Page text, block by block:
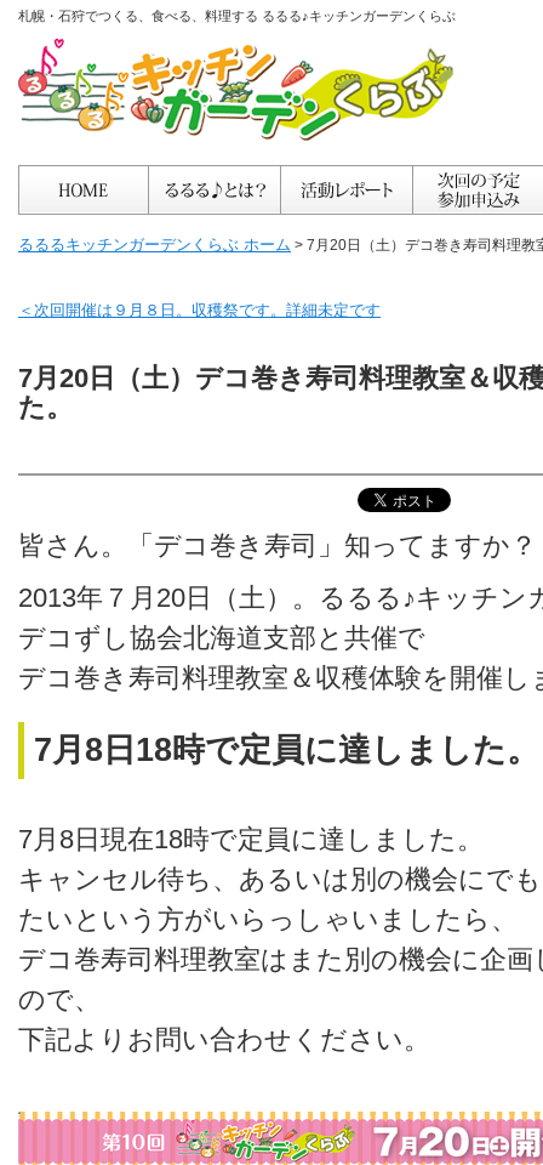
札幌・石狩でつくる、食べる、料理する るるる♪キッチンガーデンくらぶ
るるるキッチンガーデンくらぶ ホーム > 7月20日（土）デコ巻き寿司料理教
＜次回開催は９月８日。収穫祭です。詳細未定です
7月20日（土）デコ巻き寿司料理教室＆収
た。
皆さん。「デコ巻き寿司」知ってますか？
2013年７月20日（土）。るるる♪キッチ
デコずし協会北海道支部と共催で
デコ巻き寿司料理教室＆収穫体験を開催し
7月8日18時で定員に達しました。
7月8日現在18時で定員に達しました。
キャンセル待ち、あるいは別の機会にで
たいという方がいらっしゃいましたら、
デコ巻寿司料理教室はまた別の機会に企
ので、
下記よりお問い合わせください。